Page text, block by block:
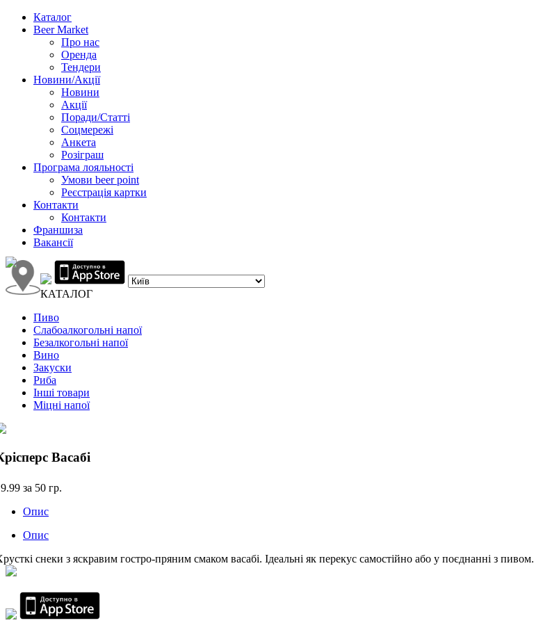
Каталог
Beer Market
Про нас
Оренда
Тендери
Новини/Акції
Новини
Акції
Поради/Статті
Соцмережі
Анкета
Розіграш
Програма лояльності
Умови beer point
Реєстрація картки
Контакти
Контакти
Франшиза
Вакансії
КАТАЛОГ
Пиво
Слабоалкогольні напої
Безалкогольні напої
Вино
Закуски
Риба
Інші товари
Міцні напої
Васабі
за 50 гр.
Опис
Опис
снеки з яскравим гостро-пряним смаком васабі. Ідеальні як перекус самостійно або у поєднанні з пивом.